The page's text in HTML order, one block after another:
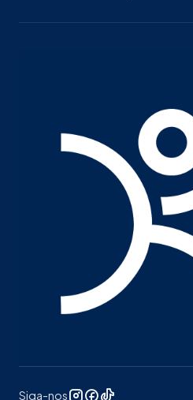
Siga-nos